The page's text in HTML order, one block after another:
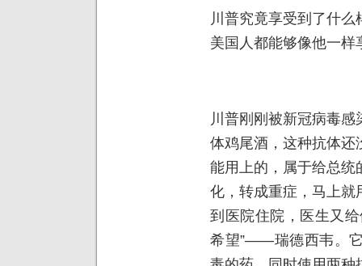
川普究竟享受到了什
美国人都能够像他一样
川普刚刚被新冠病毒
体鸡尾酒，这种抗体还
能用上的，属于给总统
化，转成重症，马上就
到医院住院，医生又
希望”——瑞德西韦。